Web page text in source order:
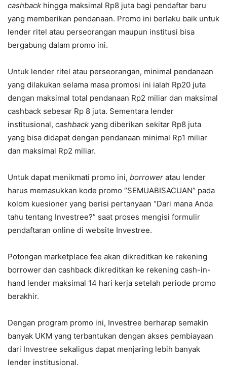
cashback hingga maksimal Rp8 juta bagi pendaftar baru
yang memberikan pendanaan. Promo ini berlaku baik untuk
lender ritel atau perseorangan maupun institusi bisa
bergabung dalam promo ini.
Untuk lender ritel atau perseorangan, minimal pendanaan
yang dilakukan selama masa promosi ini ialah Rp20 juta
dengan maksimal total pendanaan Rp2 miliar dan maksimal
cashback sebesar Rp 8 juta. Sementara lender
institusional, cashback yang diberikan sekitar Rp8 juta
yang bisa didapat dengan pendanaan minimal Rp1 miliar
dan maksimal Rp2 miliar.
Untuk dapat menikmati promo ini, borrower atau lender
harus memasukkan kode promo “SEMUABISACUAN” pada
kolom kuesioner yang berisi pertanyaan “Dari mana Anda
tahu tentang Investree?” saat proses mengisi formulir
pendaftaran online di website Investree.
Potongan marketplace fee akan dikreditkan ke rekening
borrower dan cashback dikreditkan ke rekening cash-in-
hand lender maksimal 14 hari kerja setelah periode promo
berakhir.
Dengan program promo ini, Investree berharap semakin
banyak UKM yang terbantukan dengan akses pembiayaan
dari Investree sekaligus dapat menjaring lebih banyak
lender institusional.